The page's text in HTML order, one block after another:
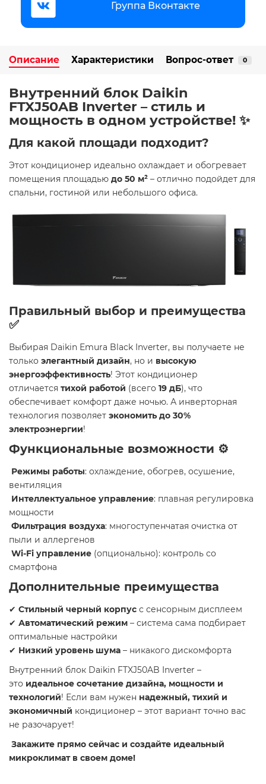
Группа Вконтакте
Описание Характеристики Вопрос-ответ 0
Внутренний блок Daikin
FTXJ50AB Inverter – стиль и
мощность в одном устройстве! ️✨
Для какой площади подходит?
Этот кондиционер идеально охлаждает и обогревает
помещения площадью до 50 м² – отлично подойдет для
спальни, гостиной или небольшого офиса.
Правильный выбор и преимущества
✅
Выбирая Daikin Emura Black Inverter, вы получаете не
только элегантный дизайн, но и высокую
энергоэффективность! Этот кондиционер
отличается тихой работой (всего 19 дБ), что
обеспечивает комфорт даже ночью. А инверторная
технология позволяет экономить до 30%
электроэнергии!
Функциональные возможности ⚙️
Режимы работы: охлаждение, обогрев, осушение,
вентиляция
Интеллектуальное управление: плавная регулировка
мощности
Фильтрация воздуха: многоступенчатая очистка от
пыли и аллергенов
Wi-Fi управление (опционально): контроль со
смартфона
Дополнительные преимущества
✔ Стильный черный корпус с сенсорным дисплеем
✔ Автоматический режим – система сама подбирает
оптимальные настройки
✔ Низкий уровень шума – никакого дискомфорта
Внутренний блок Daikin FTXJ50AB Inverter –
это идеальное сочетание дизайна, мощности и
технологий! Если вам нужен надежный, тихий и
экономичный кондиционер – этот вариант точно вас
не разочарует!
Закажите прямо сейчас и создайте идеальный
микроклимат в своем доме!